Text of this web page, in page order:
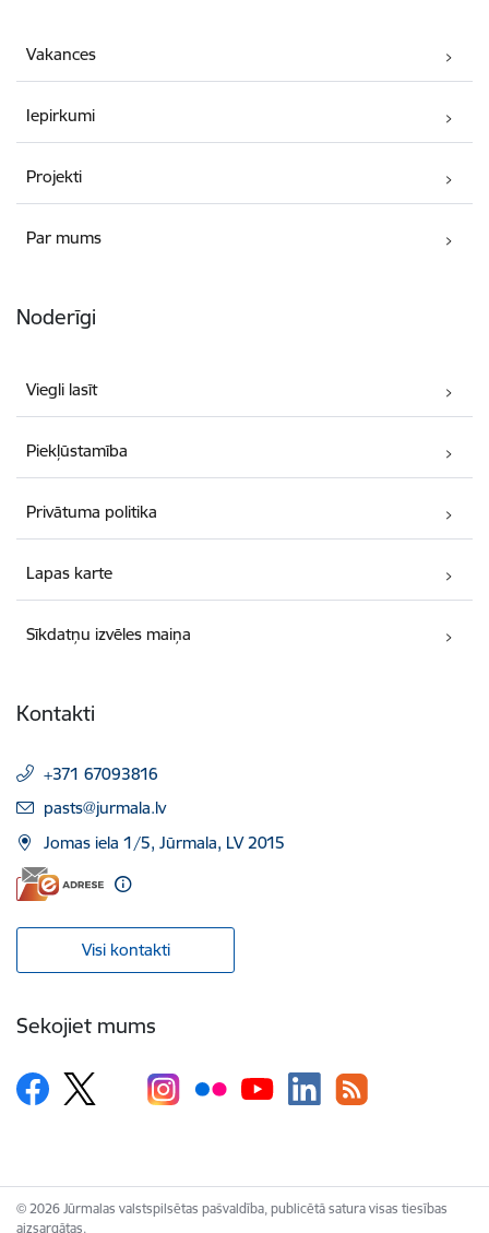
Vakances
Iepirkumi
Projekti
Par mums
Noderīgi
Viegli lasīt
Piekļūstamība
Privātuma politika
Lapas karte
Sīkdatņu izvēles maiņa
Kontakti
+371 67093816
E-pasts:
pasts@jurmala.lv
Jomas iela 1/5, Jūrmala, LV 2015
Visi kontakti
Sekojiet mums
© 2026 Jūrmalas valstspilsētas pašvaldība, publicētā satura visas tiesības
aizsargātas.